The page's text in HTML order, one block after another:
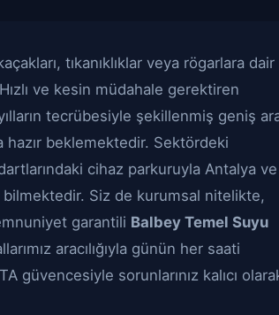
tıkanıklıklar veya rögarlara dair
ve kesin müdahale gerektiren
tecrübesiyle şekillenmiş geniş
hazır beklemektedir. Sektördeki
cihaz parkuruyla Antalya ve
bilmektedir. Siz de kurumsal nitelikte,
garantili Balbey Temel Suyu
aracılığıyla günün her saati
güvencesiyle sorunlarınız kalıcı